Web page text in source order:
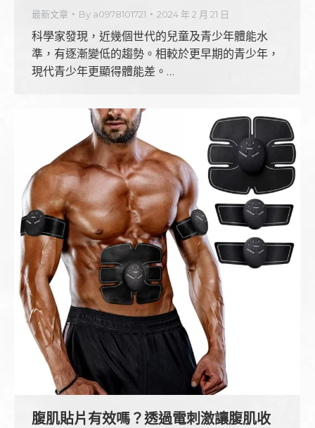
最新文章 By a0978101721 2024 年 2 月 21 日
科學家發現，近幾個世代的兒童及青少年體能水
準，有逐漸變低的趨勢。相較於更早期的青少年，
現代青少年更顯得體能差。…
腹肌貼片有效嗎？透過電刺激讓腹肌收